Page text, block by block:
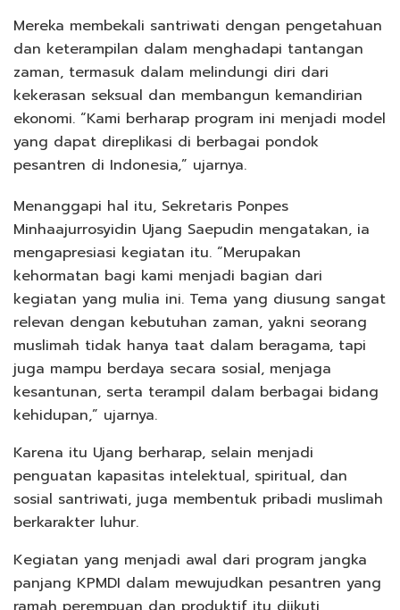
Mereka membekali santriwati dengan pengetahuan
dan keterampilan dalam menghadapi tantangan
zaman, termasuk dalam melindungi diri dari
kekerasan seksual dan membangun kemandirian
ekonomi. “Kami berharap program ini menjadi model
yang dapat direplikasi di berbagai pondok
pesantren di Indonesia,” ujarnya.
Menanggapi hal itu, Sekretaris Ponpes
Minhaajurrosyidin Ujang Saepudin mengatakan, ia
mengapresiasi kegiatan itu. “Merupakan
kehormatan bagi kami menjadi bagian dari
kegiatan yang mulia ini. Tema yang diusung sangat
relevan dengan kebutuhan zaman, yakni seorang
muslimah tidak hanya taat dalam beragama, tapi
juga mampu berdaya secara sosial, menjaga
kesantunan, serta terampil dalam berbagai bidang
kehidupan,” ujarnya.
Karena itu Ujang berharap, selain menjadi
penguatan kapasitas intelektual, spiritual, dan
sosial santriwati, juga membentuk pribadi muslimah
berkarakter luhur.
Kegiatan yang menjadi awal dari program jangka
panjang KPMDI dalam mewujudkan pesantren yang